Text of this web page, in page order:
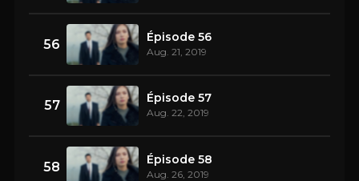
56 Épisode 56
Aug. 21, 2019
57 Épisode 57
Aug. 22, 2019
58 Épisode 58
Aug. 26, 2019